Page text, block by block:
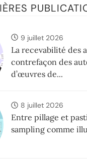
9 juillet 2026
La recevabilité des
contrefaçon des
d’œuvres de...
8 juillet 2026
Entre pillage et
sampling comme